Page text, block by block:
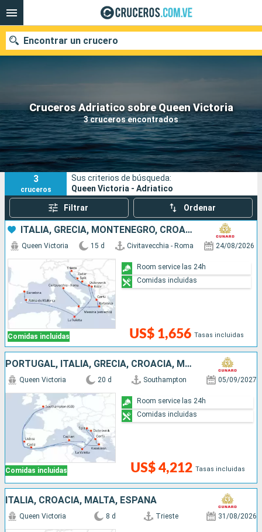
Cruceros Adriatico sobre Queen Victoria
3 cruceros encontrados
Encontrar un crucero
Nuestros destinos
Fecha de salida
Puertos Compañías
Buscar
3
cruceros
Sus criterios de búsqueda:
Queen Victoria - Adriatico
Filtrar Ordenar
ITALIA, GRECIA, MONTENEGRO, CROACIA, MALTA, ESPAÑA
Comidas incluidas
Queen Victoria 15 d Civitavecchia - Roma 24/08/2026
US$ 1,656 Tasas incluidas
Room service las 24h
Comidas incluidas
PORTUGAL, ITALIA, GRECIA, CROACIA, MALTA, ESPAÑA, REINO UNIDO
Comidas incluidas
Queen Victoria 20 d Southampton 05/09/2027
US$ 4,212 Tasas incluidas
Room service las 24h
Comidas incluidas
ITALIA, CROACIA, MALTA, ESPAÑA
Queen Victoria 8 d Trieste 31/08/2026